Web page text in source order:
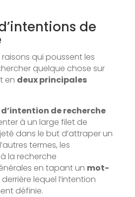
de
qui poussent les
quelque chose sur
en deux principales
de recherche
à un large filet de
dans le but d’attraper un
termes, les
la recherche
en tapant un mot-
derrière lequel l’intention
définie.